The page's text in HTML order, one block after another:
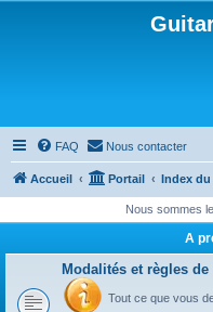
FAQ Nous contacter
Accueil Portail Index
Nous sommes
A
Modalités et règles
Tout ce que vous